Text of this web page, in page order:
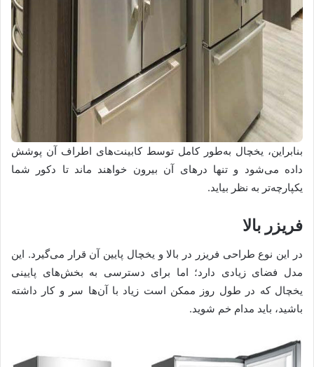
بنابراین، یخچال به‌طور کامل توسط کابینت‌های اطراف آن پوشش
داده می‌شود و تنها درهای آن بیرون خواهند ماند تا دکور شما
یکپارچه‌تر به نظر بیاید.
فریزر بالا
در این نوع طراحی فریزر در بالا و یخچال پایین آن قرار می‌گیرد. این
مدل فضای زیادی دارد؛ اما برای دسترسی به بخش‌های پایینی
یخچال که در طول روز ممکن است زیاد با آن‌ها سر و کار داشته
باشید، باید مدام خم شوید.